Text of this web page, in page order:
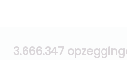
3.666.347